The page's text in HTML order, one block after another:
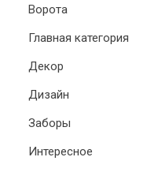
Ворота
Главная категория
Декор
Дизайн
Заборы
Интересное